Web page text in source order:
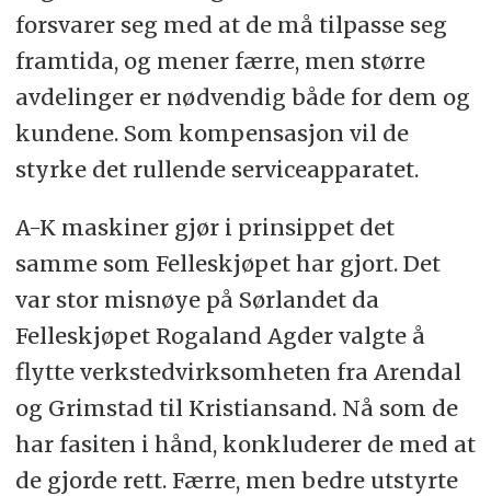
forsvarer seg med at de må tilpasse seg
framtida, og mener færre, men større
avdelinger er nødvendig både for dem og
kundene. Som kompensasjon vil de
styrke det rullende serviceapparatet.
A-K maskiner gjør i prinsippet det
samme som Felleskjøpet har gjort. Det
var stor misnøye på Sørlandet da
Felleskjøpet Rogaland Agder valgte å
flytte verkstedvirksomheten fra Arendal
og Grimstad til Kristiansand. Nå som de
har fasiten i hånd, konkluderer de med at
de gjorde rett. Færre, men bedre utstyrte